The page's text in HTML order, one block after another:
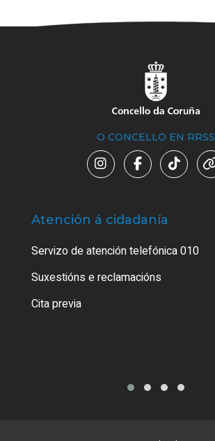
O CONCELLO EN RRSS
Atención á cidadanía
Servizo de atención telefónica 010
Suxestións e reclamacións
Cita previa